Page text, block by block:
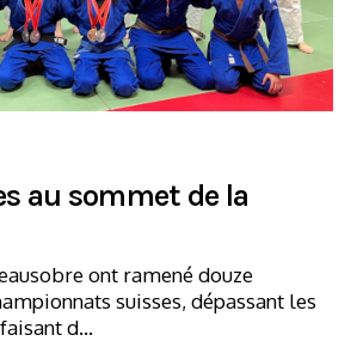
au sommet de la
ont ramené douze
suisses, dépassant les
d...